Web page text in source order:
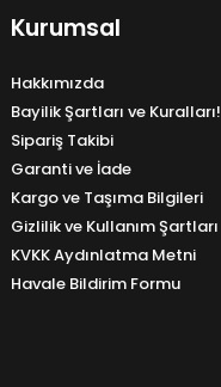
Kurumsal
Hakkımızda
Bayilik Şartları ve Kuralları!
Sipariş Takibi
Garanti ve İade
Kargo ve Taşıma Bilgileri
Gizlilik ve Kullanım Şartları
KVKK Aydınlatma Metni
Havale Bildirim Formu